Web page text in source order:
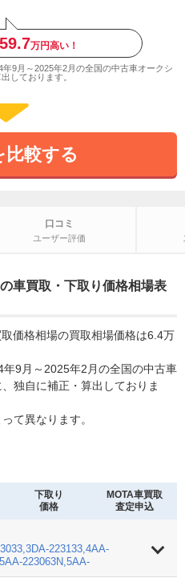
59.7万円高い！
9月～2025年2月の全国の中古車オークシ
しております。
比較する
口コミ
ユーザー評価
車買取・下取り価格相場表
価格相場の買取相場価格は6.4万
9月～2025年2月の全国の中古車
独自に補正・算出しておりま
て異なります。
下取り
価格
MOTA車買取
査定申込
223133,4AA-
223063N,5AA-